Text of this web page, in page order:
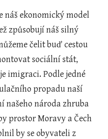
náš ekonomický model
způsobují náš silný
čelit buď cestou
sociální stát,
imigraci. Podle jedné
propadu naší
našeho národa zhruba
prostor Moravy a Čech
by se obyvateli z